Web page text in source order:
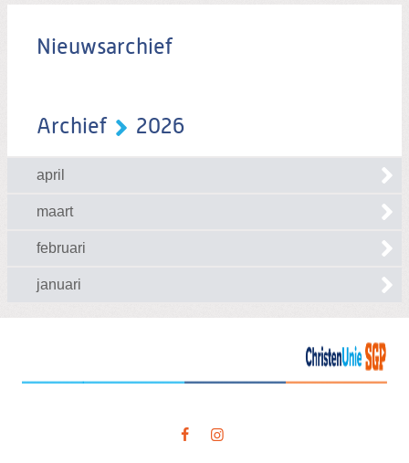
Nieuwsarchief
Archief 2026
april
maart
februari
januari